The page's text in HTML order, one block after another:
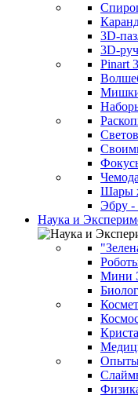
3D-
3D-
Pinart
Шары
Эбру -
Наука и
Мини